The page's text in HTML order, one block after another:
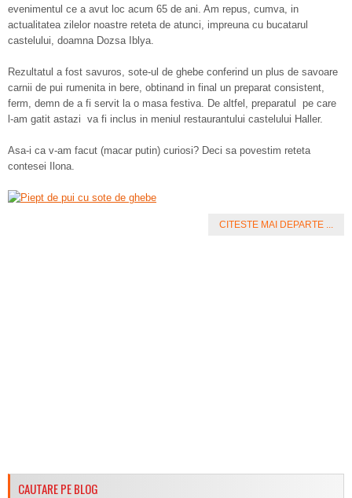
evenimentul ce a avut loc acum 65 de ani. Am repus, cumva, in
actualitatea zilelor noastre reteta de atunci, impreuna cu bucatarul
castelului, doamna Dozsa Iblya.
Rezultatul a fost savuros, sote-ul de ghebe conferind un plus de savoare
carnii de pui rumenita in bere, obtinand in final un preparat consistent,
ferm, demn de a fi servit la o masa festiva. De altfel, preparatul pe care
l-am gatit astazi va fi inclus in meniul restaurantului castelului Haller.
Asa-i ca v-am facut (macar putin) curiosi? Deci sa povestim reteta
contesei Ilona.
CITESTE MAI DEPARTE ...
CAUTARE PE BLOG